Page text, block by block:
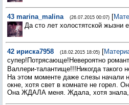
43 marina_malina (26.07.2015 00:07) [
Да сто лет холостятской жызни
42 ириска7958 (18.02.2015 18:05) [
супер!Потрясающе!Невероятно
Валлери-талантище!!!Никогда
На этом моменте даже слезы начали
окне, хотя свет в комнате не горел.
Она ЖДАЛА меня. Ждала, хотя знала,